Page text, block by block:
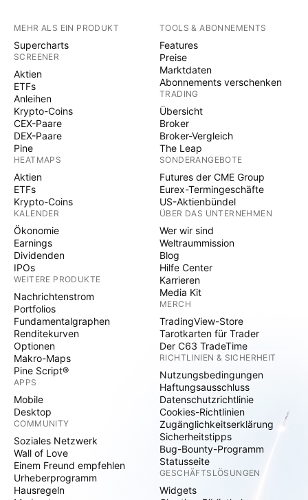
MEHR ALS EIN PRODUKT
Supercharts
SCREENER
Aktien
ETFs
Anleihen
Krypto-Coins
CEX-Paare
DEX-Paare
Pine
HEATMAPS
Aktien
ETFs
Krypto-Coins
KALENDER
Ökonomie
Earnings
Dividenden
IPOs
WEITERE PRODUKTE
Nachrichtenstrom
Portfolios
Fundamentalgraphen
Renditekurven
Optionen
Makro-Maps
Pine Script®
APPS
Mobile
Desktop
COMMUNITY
Soziales Netzwerk
Wall of Love
Einem Freund empfehlen
Urheberprogramm
Hausregeln
TOOLS & ABONNEMENTS
Features
Preise
Marktdaten
Abonnements verschenken
TRADING
Übersicht
Broker
Broker-Vergleich
The Leap
SONDERANGEBOTE
Futures der CME Group
Eurex-Termingeschäfte
US-Aktienbündel
ÜBER DAS UNTERNEHMEN
Wer wir sind
Weltraummission
Blog
Hilfe Center
Karrieren
Media Kit
MERCH
TradingView-Store
Tarotkarten für Trader
Der C63 TradeTime
RICHTLINIEN & SICHERHEIT
Nutzungsbedingungen
Haftungsausschluss
Datenschutzrichtlinie
Cookies-Richtlinien
Zugänglichkeitserklärung
Sicherheitstipps
Bug-Bounty-Programm
Statusseite
GESCHÄFTSLÖSUNGEN
Widgets